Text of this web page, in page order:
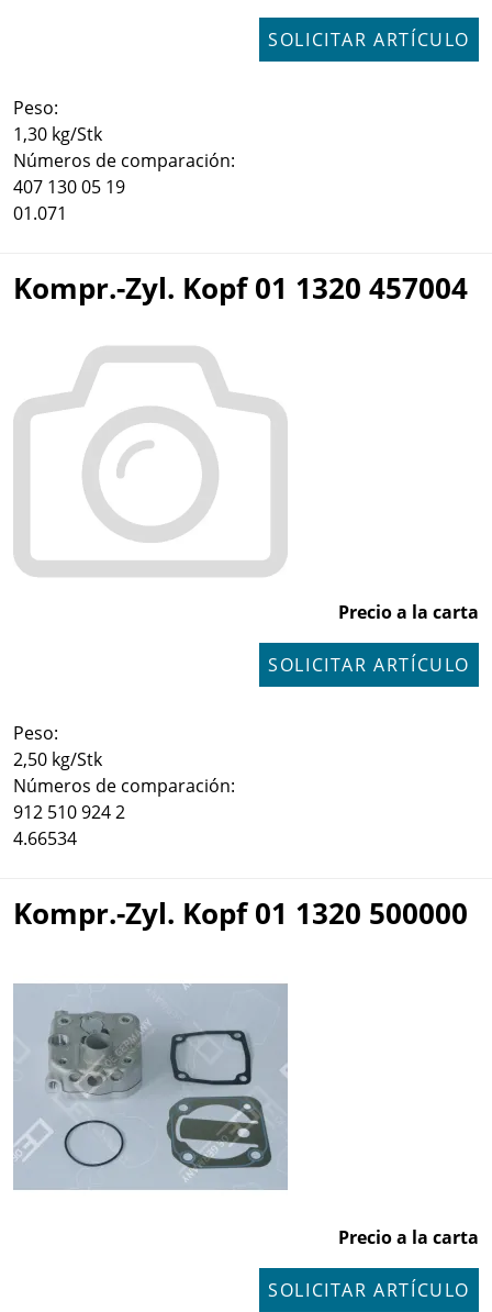
SOLICITAR ARTÍCULO
Peso:
1,30 kg/Stk
Números de comparación:
407 130 05 19
01.071
Kompr.-Zyl. Kopf 01 1320 457004
Precio a la carta
SOLICITAR ARTÍCULO
Peso:
2,50 kg/Stk
Números de comparación:
912 510 924 2
4.66534
Kompr.-Zyl. Kopf 01 1320 500000
Precio a la carta
SOLICITAR ARTÍCULO